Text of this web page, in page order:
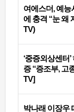
여에스더, 예능
에 충격 “눈 왜
TV)
‘중증외상센터
증 “증조부, 고
TV]
박나래 이장우